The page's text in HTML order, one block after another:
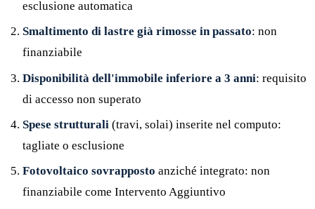
esclusione automatica
Smaltimento di lastre già rimosse in passato: non
finanziabile
Disponibilità dell'immobile inferiore a 3 anni: requisito
di accesso non superato
Spese strutturali (travi, solai) inserite nel computo:
tagliate o esclusione
Fotovoltaico sovrapposto anziché integrato: non
finanziabile come Intervento Aggiuntivo